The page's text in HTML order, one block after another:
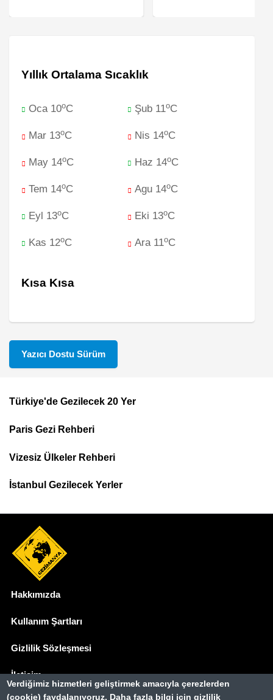
Yıllık Ortalama Sıcaklık
Oca 10oC Şub 11oC
Mar 13oC Nis 14oC
May 14oC Haz 14oC
Tem 14oC Agu 14oC
Eyl 13oC Eki 13oC
Kas 12oC Ara 11oC
Kısa Kısa
Yazıcı Dostu Sürüm
Top
Menu
Türkiye'de Gezilecek 20 Yer
Paris Gezi Rehberi
Vizesiz Ülkeler Rehberi
İstanbul Gezilecek Yerler
Hakkımızda
Kullanım Şartları
Gizlilik Sözleşmesi
İletişim
Verdiğimiz hizmetleri geliştirmek amacıyla çerezlerden
(cookie) faydalanıyoruz. Daha fazla bilgi için gizlilik